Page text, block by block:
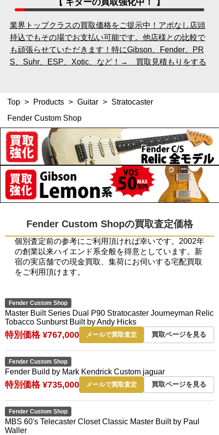
業界トップクラスの買取価格をご提示中！アポなし店頭
持込でもその場でお支払い可能です。他店様との比較で
も頑張らせていただきます！特にGibson、Fender、PR
S、Suhr、ESP、Xotic、など！→ 買取見積もりをする
Top > Products > Guitar > Stratocaster
Fender Custom Shop
Fender Custom Shopの買取査定価格
個別査定前の参考にご利用頂ければ幸いです。2002年
の創業以来ハイエンド系全般を得意としています。新
宿の実店舗での現金買取、集荷にお伺いする宅配買取
をご利用頂けます。
Fender Custom Shop
Master Built Series Dual P90 Stratocaster Journeyman Relic
Tobacco Sunburst Built by Andy Hicks
特別価格 ¥767,000 メールで買取査定 買取ページを見る
Fender Custom Shop
Fender Build by Mark Kendrick Custom jaguar
特別価格 ¥735,000 メールで買取査定 買取ページを見る
Fender Custom Shop
MBS 60's Telecaster Closet Classic Master Built by Paul
Waller